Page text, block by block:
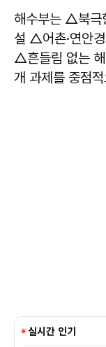
해수부는 △북극
설 △어촌·연안
△흔들림 없는
개 과제를 중점